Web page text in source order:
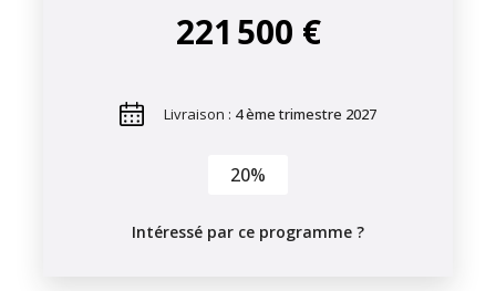
221 500 €
Livraison : 4 ème trimestre 2027
20%
Intéressé par ce programme ?